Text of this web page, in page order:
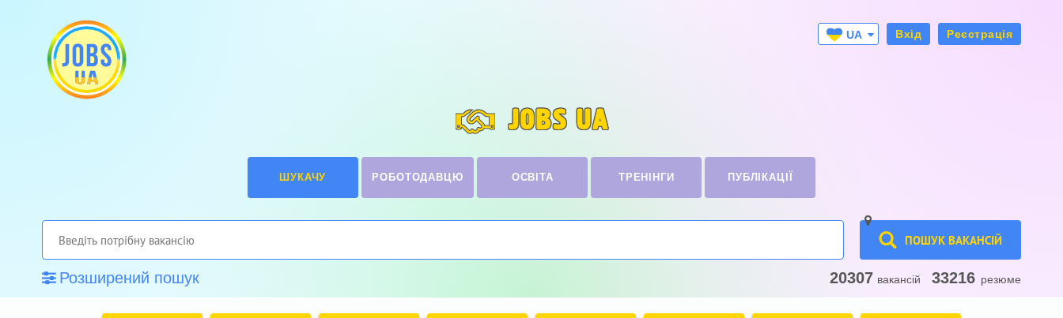
UA
Вхід Реєстрація
JOBS UA
ШУКАЧУ РОБОТОДАВЦЮ ОСВІТА ТРЕНІНГИ ПУБЛІКАЦІЇ
ПОШУК ВАКАНСІЙ
Розширений пошук 20307 вакансій 33216 резюме